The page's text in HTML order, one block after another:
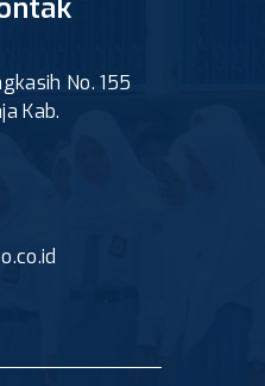
No. 155
Kab.